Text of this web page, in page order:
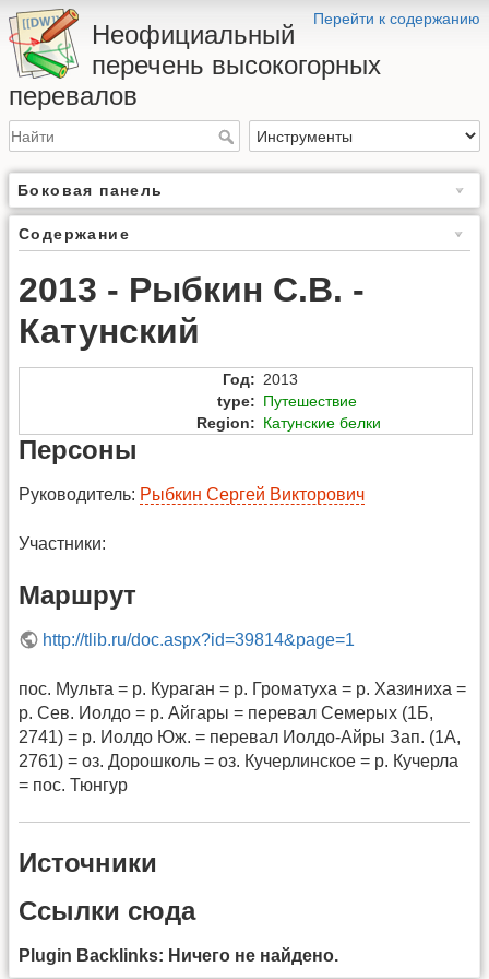
Перейти к содержанию
Неофициальный
перечень высокогорных
перевалов
Боковая панель
Содержание
2013 - Рыбкин С.В. -
Катунский
Год: 2013
type: Путешествие
Region: Катунские белки
Персоны
Руководитель: Рыбкин Сергей Викторович
Участники:
Маршрут
http://tlib.ru/doc.aspx?id=39814&page=1
пос. Мульта = р. Кураган = р. Громатуха = р. Хазиниха =
р. Сев. Иолдо = р. Айгары = перевал Семерых (1Б,
2741) = р. Иолдо Юж. = перевал Иолдо-Айры Зап. (1А,
2761) = оз. Дорошколь = оз. Кучерлинское = р. Кучерла
= пос. Тюнгур
Источники
Ссылки сюда
Plugin Backlinks: Ничего не найдено.